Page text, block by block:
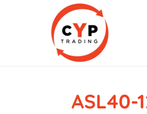
ASL40-